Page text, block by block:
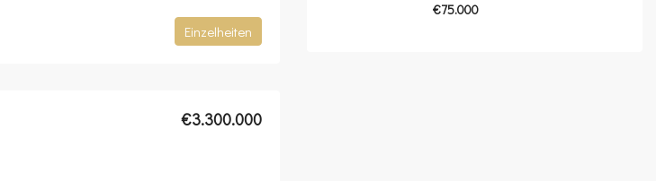
Einzelheiten
€3.300.000
€75.000